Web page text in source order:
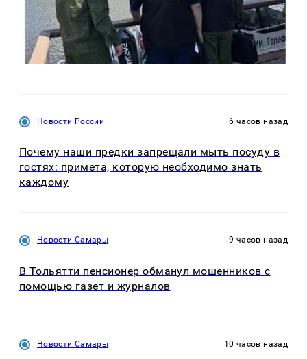
Новости России 6 часов назад
Почему наши предки запрещали мыть посуду в
гостях: примета, которую необходимо знать
каждому
Новости Самары 9 часов назад
В Тольятти пенсионер обманул мошенников с
помощью газет и журналов
Новости Самары 10 часов назад